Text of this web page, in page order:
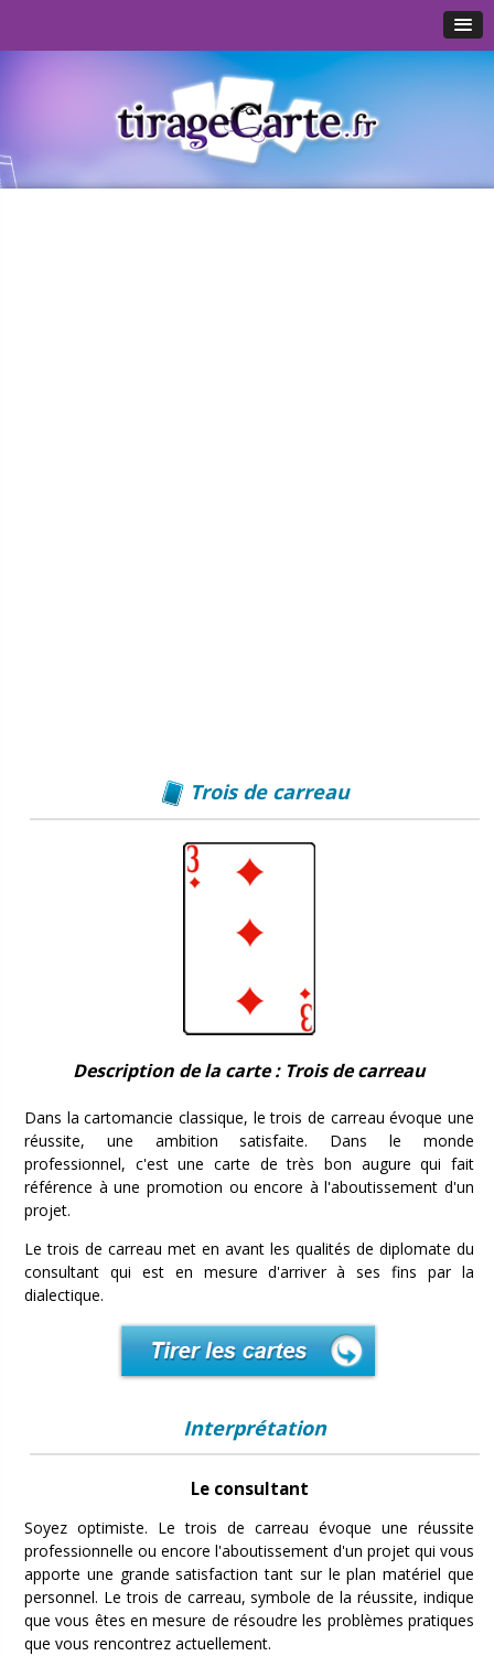
Trois de carreau
Description de la carte : Trois de carreau
Dans la cartomancie classique, le trois de carreau évoque une
réussite, une ambition satisfaite. Dans le monde
professionnel, c'est une carte de très bon augure qui fait
référence à une promotion ou encore à l'aboutissement d'un
projet.
Le trois de carreau met en avant les qualités de diplomate du
consultant qui est en mesure d'arriver à ses fins par la
dialectique.
Interprétation
Le consultant
Soyez optimiste. Le trois de carreau évoque une réussite
professionnelle ou encore l'aboutissement d'un projet qui vous
apporte une grande satisfaction tant sur le plan matériel que
personnel. Le trois de carreau, symbole de la réussite, indique
que vous êtes en mesure de résoudre les problèmes pratiques
que vous rencontrez actuellement.